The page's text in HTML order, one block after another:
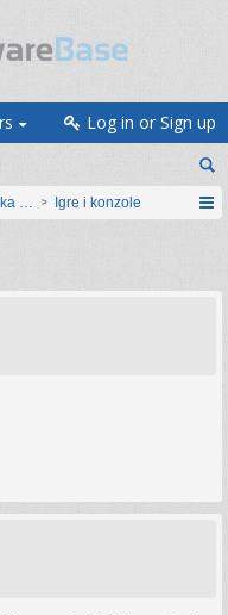
Log in or Sign up
elektronikaIgre i konzole